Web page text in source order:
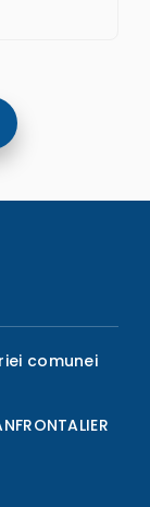
comunei